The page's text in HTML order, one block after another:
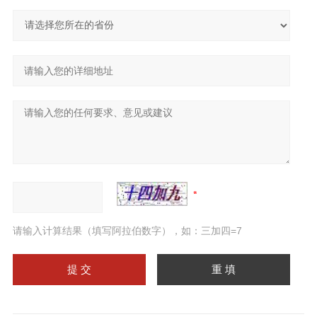
请输入计算结果（填写阿拉伯数字），如：三加四=7